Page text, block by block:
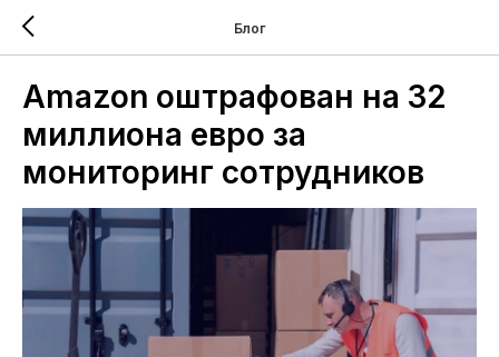
Блог
Amazon оштрафован на 32
миллиона евро за
мониторинг сотрудников